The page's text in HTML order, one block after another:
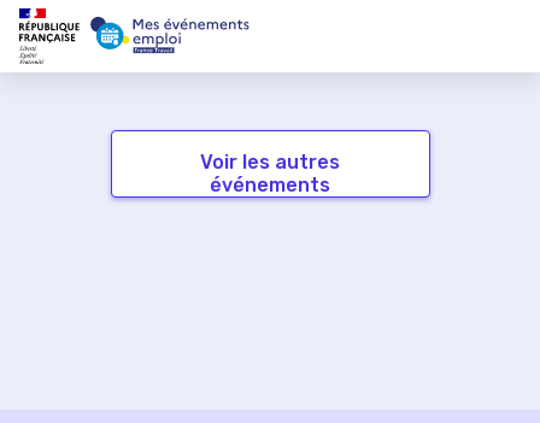
Voir les autres
événements